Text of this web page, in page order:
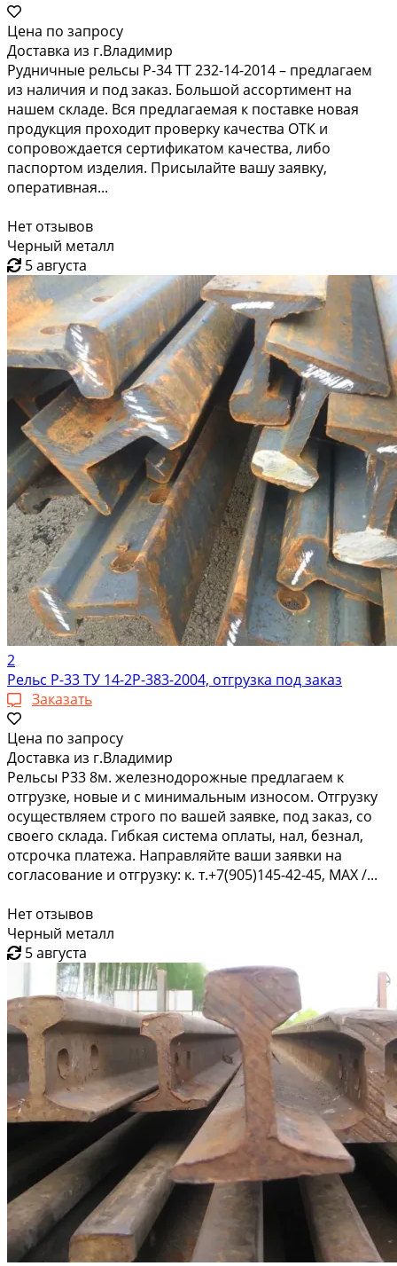
Цена по запросу
Доставка из г.Владимир
Рудничные рельсы P-34 ТТ 232-14-2014 – предлагаем
из наличия и под заказ. Большой ассортимент на
нашем складе. Вся предлагаемая к поставке новая
продукция проходит проверку качества ОТК и
сопровождается сертификатом качества, либо
паспортом изделия. Присылайте вашу заявку,
оперативная...
Нет отзывов
Черный металл
5 августа
2
Рельс Р-33 ТУ 14-2Р-383-2004, отгрузка под заказ
Заказать
Цена по запросу
Доставка из г.Владимир
Рельсы Р33 8м. железнодорожные предлагаем к
отгрузке, новые и с минимальным износом. Отгрузку
осуществляем строго по вашей заявке, под заказ, со
своего склада. Гибкая система оплаты, нал, безнал,
отсрочка платежа. Направляйте ваши заявки на
согласование и отгрузку: к. т.+7(905)145-42-45, MAX /...
Нет отзывов
Черный металл
5 августа